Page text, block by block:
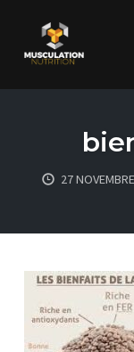
27